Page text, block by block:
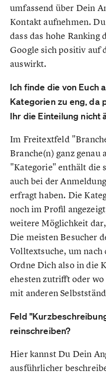
umfassend über Dein
Kontakt aufnehmen.
dass das hohe Ranking
Google sich positiv auf
auswirkt.
Ich finde die von Euch
Kategorien zu eng, da
Ihr die Einteilung nicht
Im Freitextfeld
Branche(n) ganz genau
"Kategorie" enthält die
auch bei der
erfragt haben. Die
noch im Profil
weitere Möglichkeit
Die meisten Besucher
Volltextsuche, um nach
Ordne Dich also in die
ehesten zutrifft oder
mit anderen
Feld
reinschreiben?
Hier kannst Du Dein
ausführlicher